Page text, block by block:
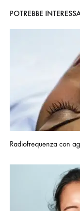
POTREBBE
Radiofrequenza con